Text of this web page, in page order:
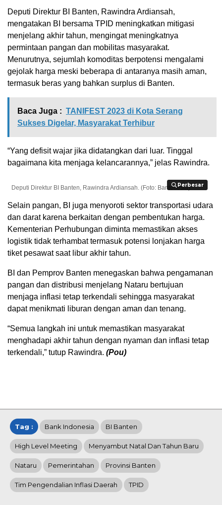
Deputi Direktur BI Banten, Rawindra Ardiansah,
mengatakan BI bersama TPID meningkatkan mitigasi
menjelang akhir tahun, mengingat meningkatnya
permintaan pangan dan mobilitas masyarakat.
Menurutnya, sejumlah komoditas berpotensi mengalami
gejolak harga meski beberapa di antaranya masih aman,
termasuk beras yang bahkan surplus di Banten.
Baca Juga : TANIFEST 2023 di Kota Serang
Sukses Digelar, Masyarakat Terhibur
“Yang defisit wajar jika didatangkan dari luar. Tinggal
bagaimana kita menjaga kelancarannya,” jelas Rawindra.
Perbesar
Perbesar
Deputi Direktur BI Banten, Rawindra Ardiansah. (Foto: Bantenesia)
Selain pangan, BI juga menyoroti sektor transportasi udara
dan darat karena berkaitan dengan pembentukan harga.
Kementerian Perhubungan diminta memastikan akses
logistik tidak terhambat termasuk potensi lonjakan harga
tiket pesawat saat libur akhir tahun.
BI dan Pemprov Banten menegaskan bahwa pengamanan
pangan dan distribusi menjelang Nataru bertujuan
menjaga inflasi tetap terkendali sehingga masyarakat
dapat menikmati liburan dengan aman dan tenang.
“Semua langkah ini untuk memastikan masyarakat
menghadapi akhir tahun dengan nyaman dan inflasi tetap
terkendali,” tutup Rawindra. (Pou)
Tag : Bank Indonesia BI Banten
High Level Meeting Menyambut Natal Dan Tahun Baru
Nataru Pemerintahan Provinsi Banten
Tim Pengendalian Inflasi Daerah TPID